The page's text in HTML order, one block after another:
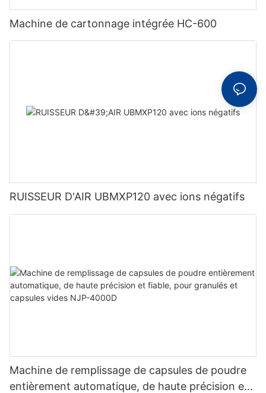
Machine de cartonnage intégrée HC-600
RUISSEUR D'AIR UBMXP120 avec ions négatifs
Machine de remplissage de capsules de poudre
entièrement automatique, de haute précision et